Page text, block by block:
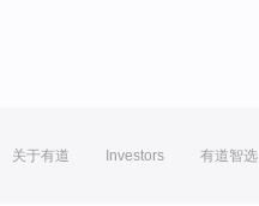
关于有道 Investors 有道智选